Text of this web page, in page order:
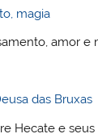
magia
amor e
das Bruxas
Hecate e seus